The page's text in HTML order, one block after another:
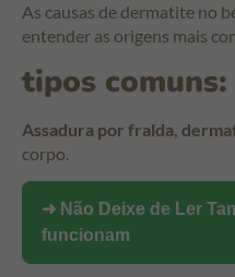
As causas de dermatite no
entender as origens mais
tipos
Assadura por fralda,
corpo.
➜ Não Deixe de Ler
funcionam